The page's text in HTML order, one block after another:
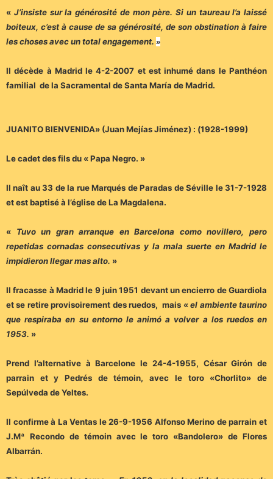
« J’insiste sur la générosité de mon père. Si un taureau l’a laissé
boiteux, c’est à cause de sa générosité, de son obstination à faire
les choses avec un total engagement. »
Il décède à Madrid le 4-2-2007 et est inhumé dans le Panthéon
familial de la Sacramental de Santa María de Madrid.
JUANITO BIENVENIDA» (Juan Mejías Jiménez) : (1928-1999)
Le cadet des fils du « Papa Negro. »
Il naît au 33 de la rue Marqués de Paradas de Séville le 31-7-1928
et est baptisé à l’église de La Magdalena.
« Tuvo un gran arranque en Barcelona como novillero, pero
repetidas cornadas consecutivas y la mala suerte en Madrid le
impidieron llegar mas alto. »
Il fracasse à Madrid le 9 juin 1951 devant un encierro de Guardiola
et se retire provisoirement des ruedos, mais «el ambiente taurino
que respiraba en su entorno le animó a volver a los ruedos en
1953. »
Prend l’alternative à Barcelone le 24-4-1955, César Girón de
parrain et y Pedrés de témoin, avec le toro «Chorlito» de
Sepúlveda de Yeltes.
Il confirme à La Ventas le 26-9-1956 Alfonso Merino de parrain et
J.Mª Recondo de témoin avec le toro «Bandolero» de Flores
Albarrán.